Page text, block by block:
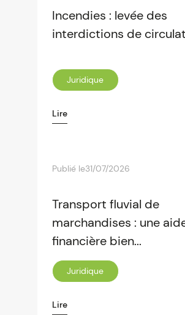
Incendies : levée des
interdictions de
Juridique
Lire
Publié le31/07/2026
Transport fluvial de
marchandises : une
financière bien...
Juridique
Lire